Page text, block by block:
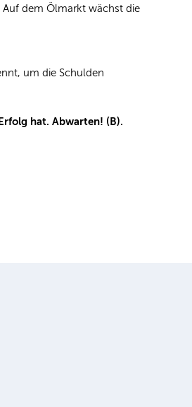
Auf dem Ölmarkt wächst die
um die Schulden
hat. Abwarten! (B).